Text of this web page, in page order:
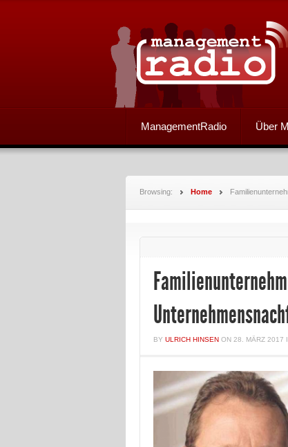
ManagementRadio Über
Browsing: Home
BY ULRICH HINSEN ON 28. MÄRZ 2017